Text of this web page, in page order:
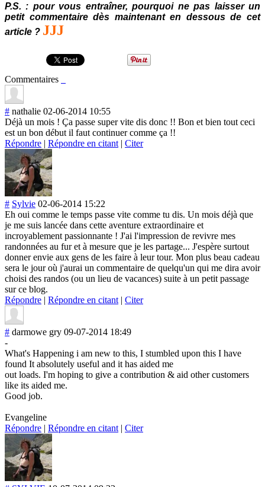
P.S. : pour vous entraîner, pourquoi ne pas laisser un
petit commentaire dès maintenant en dessous de cet
article ? JJJ
Commentaires
# nathalie 02-06-2014 10:55
Déjà un mois ! Ça passe super vite dis donc !! Bon et bien tout ceci
est un bon début il faut continuer comme ça !!
Répondre | Répondre en citant | Citer
# Sylvie 02-06-2014 15:22
Eh oui comme le temps passe vite comme tu dis. Un mois déjà que
je me suis lancée dans cette aventure extraordinaire et
incroyablement passionnante ! J'ai l'impression de revivre mes
randonnées au fur et à mesure que je les partage... J'espère surtout
donner envie aux gens de les faire à leur tour. Mon plus beau cadeau
sera le jour où j'aurai un commentaire de quelqu'un qui me dira avoir
choisi des randos (ou un lieu de vacances) suite à un petit passage
sur ce blog.
Répondre | Répondre en citant | Citer
# darmowe gry 09-07-2014 18:49
-
What's Happening i am new to this, I stumbled upon this I have
found It absolutely useful and it has aided me
out loads. I'm hoping to give a contribution & aid other customers
like its aided me.
Good job.
Evangeline
Répondre | Répondre en citant | Citer